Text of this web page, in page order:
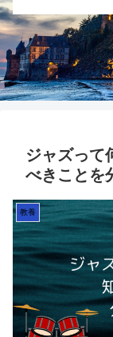
ジャズって
べきことを
教養